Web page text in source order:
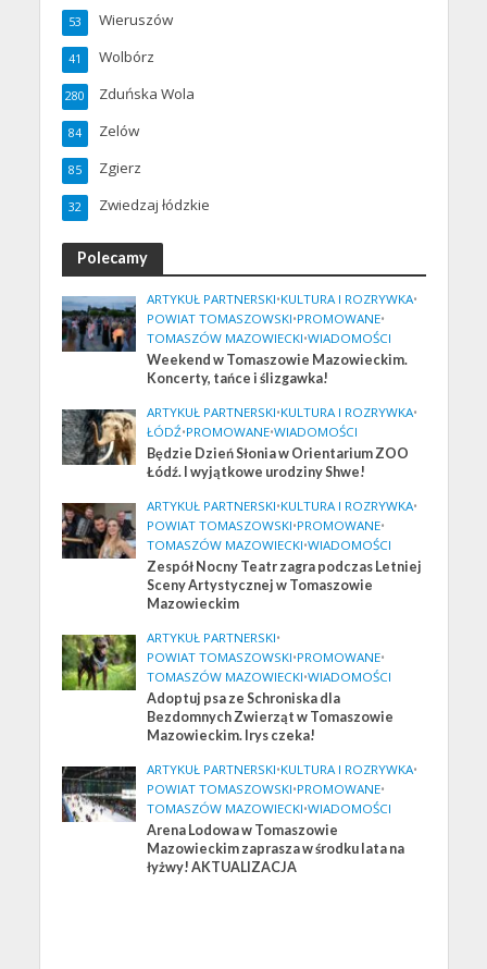
Wieruszów
53
Wolbórz
41
Zduńska Wola
280
Zelów
84
Zgierz
85
Zwiedzaj łódzkie
32
Polecamy
ARTYKUŁ PARTNERSKI•KULTURA I ROZRYWKA•
POWIAT TOMASZOWSKI•PROMOWANE•
TOMASZÓW MAZOWIECKI•WIADOMOŚCI
Weekend w Tomaszowie Mazowieckim.
Koncerty, tańce i ślizgawka!
ARTYKUŁ PARTNERSKI•KULTURA I ROZRYWKA•
ŁÓDŹ•PROMOWANE•WIADOMOŚCI
Będzie Dzień Słonia w Orientarium ZOO
Łódź. I wyjątkowe urodziny Shwe!
ARTYKUŁ PARTNERSKI•KULTURA I ROZRYWKA•
POWIAT TOMASZOWSKI•PROMOWANE•
TOMASZÓW MAZOWIECKI•WIADOMOŚCI
Zespół Nocny Teatr zagra podczas Letniej
Sceny Artystycznej w Tomaszowie
Mazowieckim
ARTYKUŁ PARTNERSKI•
POWIAT TOMASZOWSKI•PROMOWANE•
TOMASZÓW MAZOWIECKI•WIADOMOŚCI
Adoptuj psa ze Schroniska dla
Bezdomnych Zwierząt w Tomaszowie
Mazowieckim. Irys czeka!
ARTYKUŁ PARTNERSKI•KULTURA I ROZRYWKA•
POWIAT TOMASZOWSKI•PROMOWANE•
TOMASZÓW MAZOWIECKI•WIADOMOŚCI
Arena Lodowa w Tomaszowie
Mazowieckim zaprasza w środku lata na
łyżwy! AKTUALIZACJA